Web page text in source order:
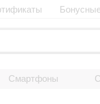
Смартфоны